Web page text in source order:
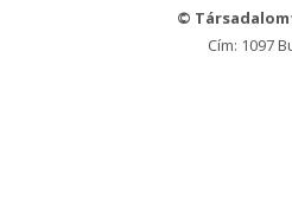
©
Cím: 1097